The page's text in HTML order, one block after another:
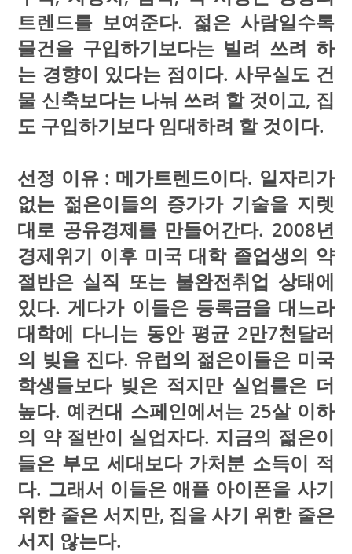
트렌드를 보여준다. 젊은 사람일수록
물건을 구입하기보다는 빌려 쓰려 하
는 경향이 있다는 점이다. 사무실도 건
물 신축보다는 나눠 쓰려 할 것이고, 집
도 구입하기보다 임대하려 할 것이다.
선정 이유 : 메가트렌드이다. 일자리가
없는 젊은이들의 증가가 기술을 지렛
대로 공유경제를 만들어간다. 2008년
경제위기 이후 미국 대학 졸업생의 약
절반은 실직 또는 불완전취업 상태에
있다. 게다가 이들은 등록금을 대느라
대학에 다니는 동안 평균 2만7천달러
의 빚을 진다. 유럽의 젊은이들은 미국
학생들보다 빚은 적지만 실업률은 더
높다. 예컨대 스페인에서는 25살 이하
의 약 절반이 실업자다. 지금의 젊은이
들은 부모 세대보다 가처분 소득이 적
다. 그래서 이들은 애플 아이폰을 사기
위한 줄은 서지만, 집을 사기 위한 줄은
서지 않는다.